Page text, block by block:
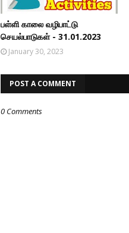
பள்ளி காலை வழிபாட்டு
செயல்பாடுகள் - 31.01.2023
January 30, 2023
POST A COMMENT
0 Comments